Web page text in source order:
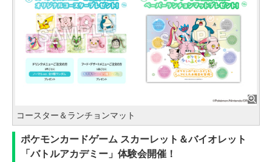
コースター＆ランチョンマット
ポケモンカードゲーム スカーレット＆バイオレット
「バトルアカデミー」体験会開催！